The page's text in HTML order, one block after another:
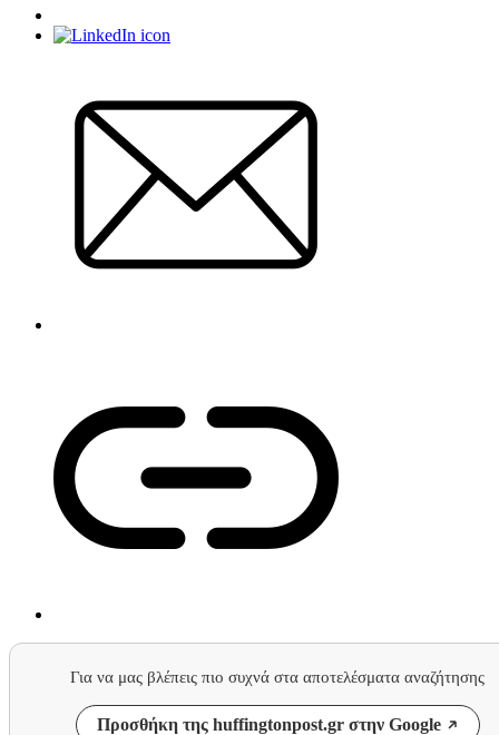
Για να μας βλέπεις πιο συχνά στα αποτελέσματα αναζήτησης
Προσθήκη της huffingtonpost.gr στην Google